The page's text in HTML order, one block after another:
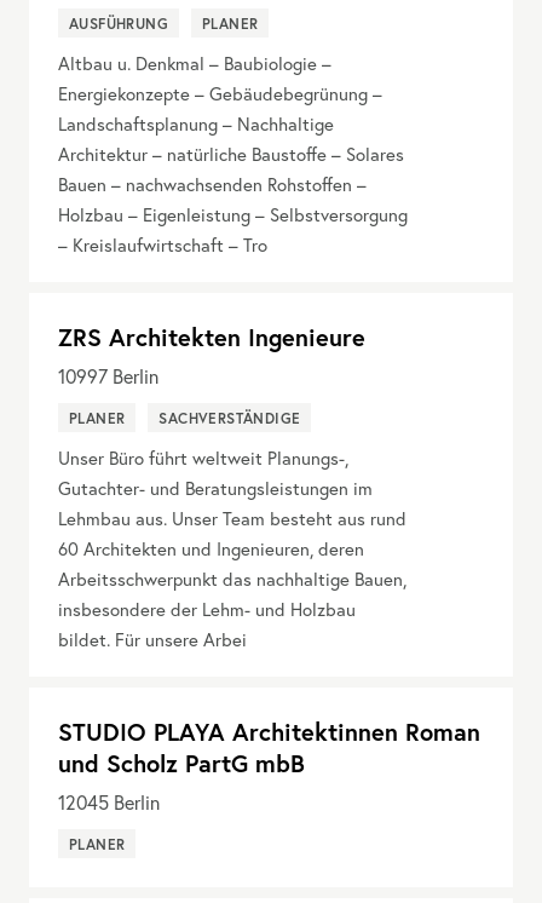
AUSFÜHRUNG PLANER
Altbau u. Denkmal – Baubiologie –
Energiekonzepte – Gebäudebegrünung –
Landschaftsplanung – Nachhaltige
Architektur – natürliche Baustoffe – Solares
Bauen – nachwachsenden Rohstoffen –
Holzbau – Eigenleistung – Selbstversorgung
– Kreislaufwirtschaft – Tro
ZRS Architekten Ingenieure
10997 Berlin
PLANER SACHVERSTÄNDIGE
Unser Büro führt weltweit Planungs-,
Gutachter- und Beratungsleistungen im
Lehmbau aus. Unser Team besteht aus rund
60 Architekten und Ingenieuren, deren
Arbeitsschwerpunkt das nachhaltige Bauen,
insbesondere der Lehm- und Holzbau
bildet. Für unsere Arbei
STUDIO PLAYA Architektinnen Roman
und Scholz PartG mbB
12045 Berlin
PLANER